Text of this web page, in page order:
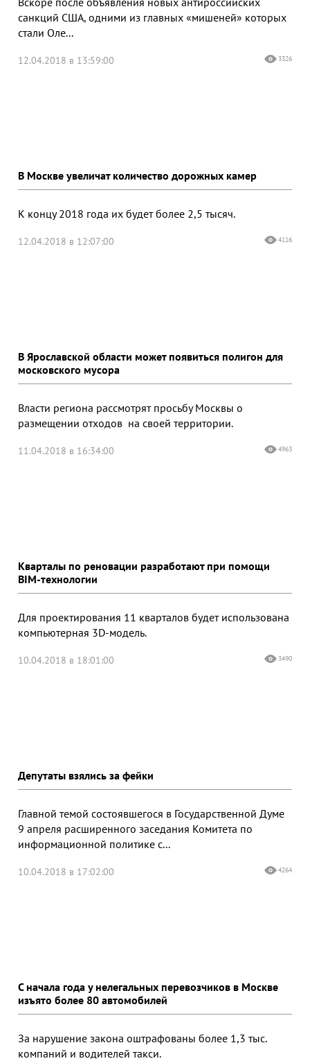
санкций США, одними из главных «мишеней» которых
стали Оле...
12.04.2018 в 13:59:00 3326
В Москве увеличат количество дорожных камер
К концу 2018 года их будет более 2,5 тысяч.
12.04.2018 в 12:07:00 4116
В Ярославской области может появиться полигон для
московского мусора
Власти региона рассмотрят просьбу Москвы о
размещении отходов на своей территории.
11.04.2018 в 16:34:00 4963
Кварталы по реновации разработают при помощи
BIM-технологии
Для проектирования 11 кварталов будет использована
компьютерная 3D-модель.
10.04.2018 в 18:01:00 3490
Депутаты взялись за фейки
Главной темой состоявшегося в Государственной Думе
9 апреля расширенного заседания Комитета по
информационной политике с...
10.04.2018 в 17:02:00 4264
С начала года у нелегальных перевозчиков в Москве
изъято более 80 автомобилей
За нарушение закона оштрафованы более 1,3 тыс.
компаний и водителей такси.